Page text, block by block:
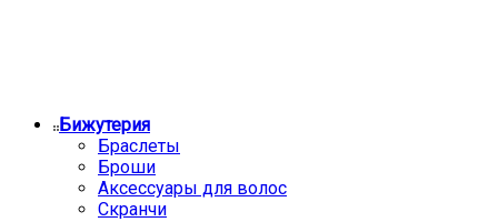
Бижутерия
Браслеты
Броши
Аксессуары для волос
Скранчи